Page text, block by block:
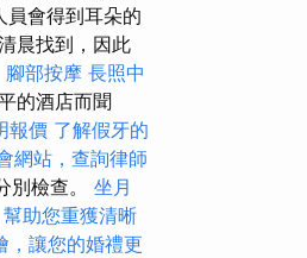
會得到耳朵的
晨找到，因此
腳部按摩 長照中
的酒店而聞
報價 了解假牙的
網站，查詢律師
別檢查。 坐月
助您重獲清晰
，讓您的婚禮更